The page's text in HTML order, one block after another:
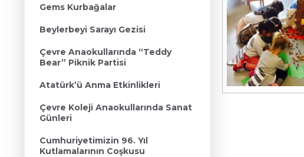
Gems Kurbağalar
Beylerbeyi Sarayı Gezisi
Çevre Anaokullarında “Teddy
Bear” Piknik Partisi
Atatürk’ü Anma Etkinlikleri
Çevre Koleji Anaokullarında Sanat
Günleri
Cumhuriyetimizin 96. Yıl
Kutlamalarının Coşkusu